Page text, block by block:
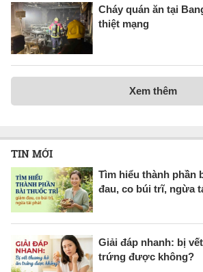
Cháy quán ăn tại
thiệt mạng
Xem thêm
TIN MỚI
Tìm hiểu thành phần
đau, co búi trĩ, ngừa
Giải đáp nhanh: bị
trứng được không?